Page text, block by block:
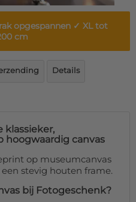
opgespannen ✓ XL tot
cm
Details
klassieker,
hoogwaardig canvas
op museumcanvas
stevig houten frame.
bij Fotogeschenk?